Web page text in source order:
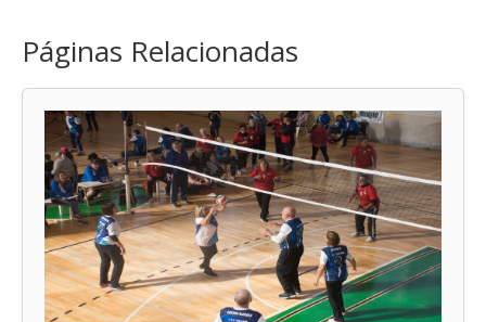
Páginas Relacionadas